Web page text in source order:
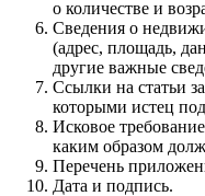
о количестве и
Сведения о
(адрес, площадь,
другие важные
Ссылки на статьи
которыми истец
Исковое
каким образом
Перечень
Дата и подпись.